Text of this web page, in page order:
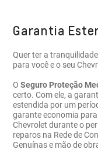
Garantia
Quer ter a
para você e o seu
OSeguro Proteção
certo. Com ele, a
estendida por um
garante economia
Chevrolet durante o
reparos na Rede de
Genuínas e mão de